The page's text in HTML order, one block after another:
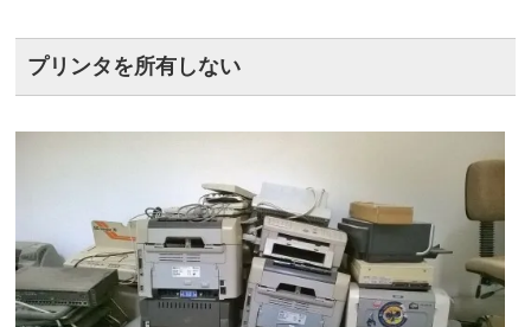
プリンタを所有しない